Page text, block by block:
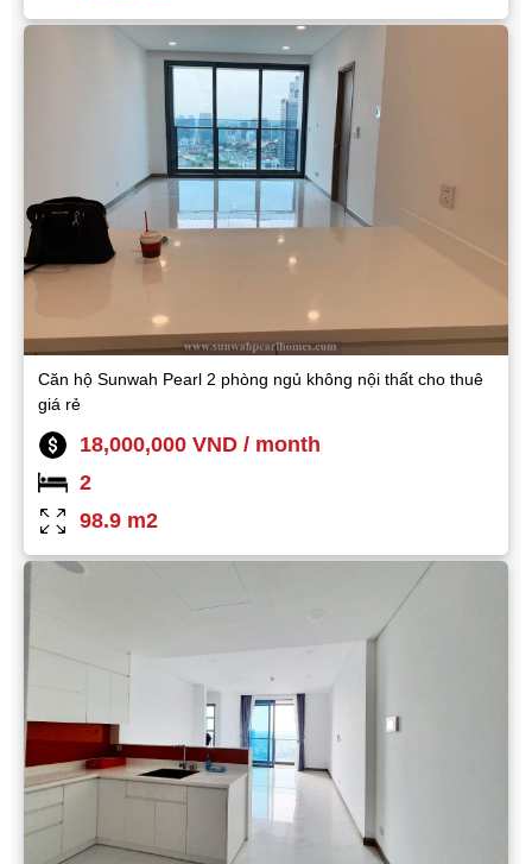
Căn hộ Sunwah Pearl 2 phòng ngủ không nội thất cho thuê
giá rẻ
18,000,000 VND / month
2
98.9 m2